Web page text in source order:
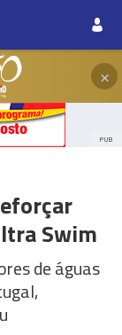
×
PUB
Swim
de águas